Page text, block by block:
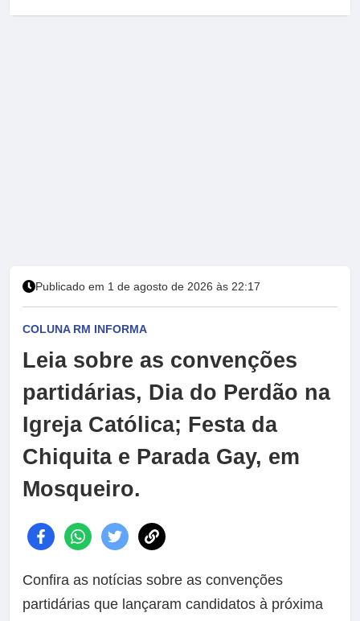
Publicado em 1 de agosto de 2026 às 22:17
COLUNA RM INFORMA
Leia sobre as convenções
partidárias, Dia do Perdão na
Igreja Católica; Festa da
Chiquita e Parada Gay, em
Mosqueiro.
Confira as notícias sobre as convenções
partidárias que lançaram candidatos à próxima